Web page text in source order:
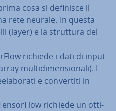
cosa si definisce il
rete neurale. In questa
(layer) e la struttura del
richiede i dati di input
mul­ti­di­men­sio­na­li). I
e con­ver­ti­ti in
richiede un ot­ti­